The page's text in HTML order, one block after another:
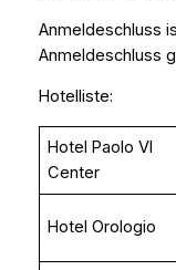
Anmeldeschluss
Anmeldeschluss
Hotelliste:
Hotel Paolo VI
Center
Hotel Orologio